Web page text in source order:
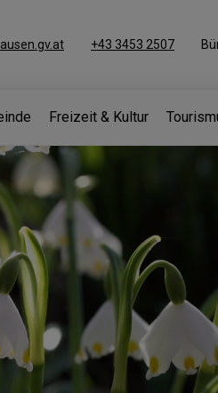
+43 3453 2507
Freizeit & Kultur